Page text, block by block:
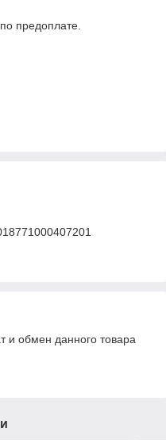
предоплате.
и обмен данного товара